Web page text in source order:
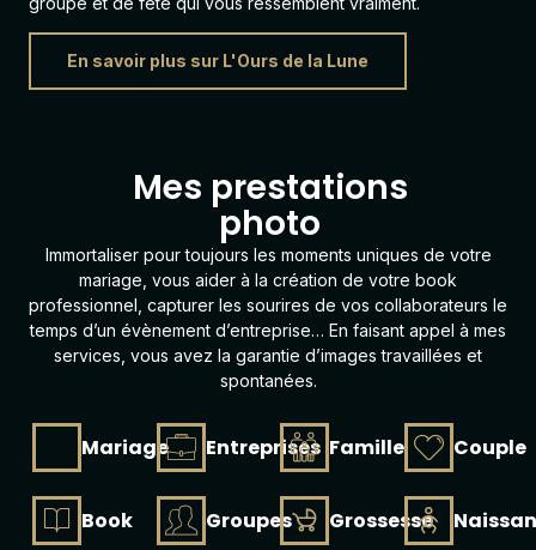
En savoir plus sur L'Ours de la Lune
Mes prestations
photo
Immortaliser pour toujours les moments uniques de votre
mariage, vous aider à la création de votre book
professionnel, capturer les sourires de vos collaborateurs le
temps d’un évènement d’entreprise… En faisant appel à mes
services, vous avez la garantie d’images travaillées et
spontanées.
Mariage Entreprises Famille Couple
Book Groupes Grossesse